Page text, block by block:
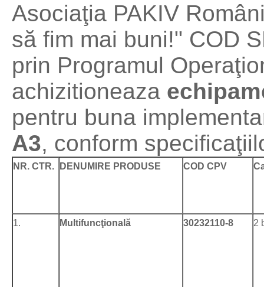
Asociaţia PAKIV
să fim mai buni!" COD
prin Programul
achizitioneaza
pentru buna
A3, conform
NR. CTR. DENUMIRE PRODUSE COD CPV
1. Multifuncţională 30232110-8 2